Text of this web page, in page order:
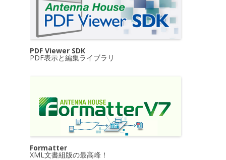
PDF Viewer SDK
PDF表示と編集ライブラリ
Formatter
XML文書組版の最高峰！